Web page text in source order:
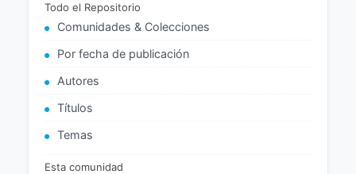
Todo el Repositorio
Comunidades & Colecciones
Por fecha de publicación
Autores
Títulos
Temas
Esta comunidad